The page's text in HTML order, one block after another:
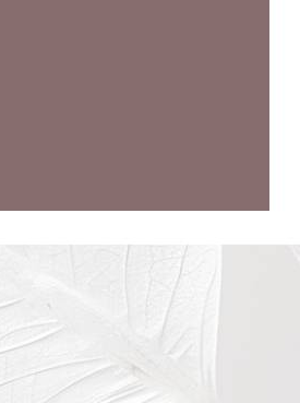
RESPECT
a un moment dans la vie où
reconnaît que le manque de
n’est pas toujours évident. Il
se manifester subtilement à
des gestes comme minimiser